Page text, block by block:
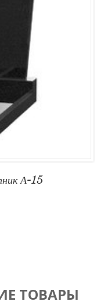
А-15
ТОВАРЫ